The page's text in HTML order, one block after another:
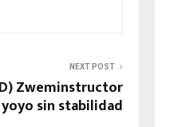
NEXT POST
Zweminstructor
sin stabilidad